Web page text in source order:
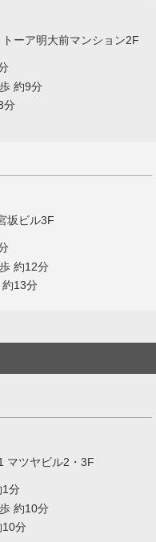
ーア明大前マンション2F
約9分
分
坂ビル3F
約12分
13分
マツヤビル2・3F
1分
約10分
10分